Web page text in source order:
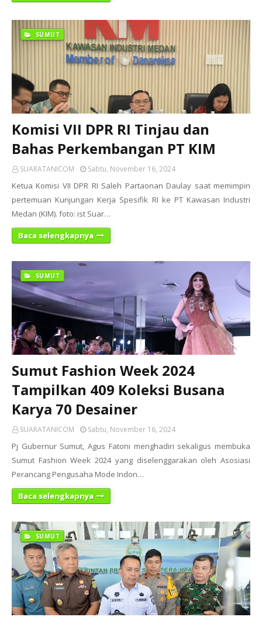
SUMUT
Komisi VII DPR RI Tinjau dan
Bahas Perkembangan PT KIM
SUARATANICOM Sabtu, November 16, 2024
Ketua Komisi VII DPR RI Saleh Partaonan Daulay saat memimpin
pertemuan Kunjungan Kerja Spesifik RI ke PT Kawasan Industri
Medan (KIM). foto: ist Suar…
Baca selengkapnya
SUMUT
Sumut Fashion Week 2024
Tampilkan 409 Koleksi Busana
Karya 70 Desainer
SUARATANICOM Sabtu, November 16, 2024
Pj Gubernur Sumut, Agus Fatoni menghadiri sekaligus membuka
Sumut Fashion Week 2024 yang diselenggarakan oleh Asosiasi
Perancang Pengusaha Mode Indon…
Baca selengkapnya
SUMUT